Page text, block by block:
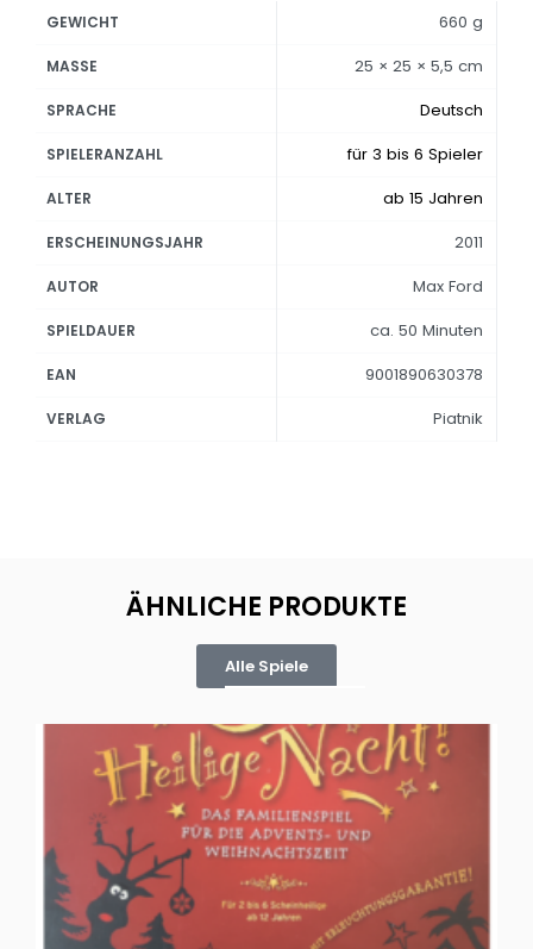
GEWICHT 660 g
MASSE 25 × 25 × 5,5 cm
SPRACHE Deutsch
SPIELERANZAHL für 3 bis 6 Spieler
ALTER ab 15 Jahren
ERSCHEINUNGSJAHR 2011
AUTOR Max Ford
SPIELDAUER ca. 50 Minuten
EAN 9001890630378
VERLAG Piatnik
ÄHNLICHE PRODUKTE
Alle Spiele
Oh, heilige Nacht!